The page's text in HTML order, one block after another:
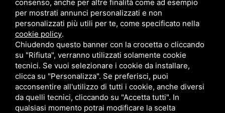
Area riservata
CBA dei Lubrificanti Spa - P. IVA 00624811204 - Codice fiscale 03472740376
R.E.A. n° 293659 - REG. IMPRESE BO Capitale Sociale €. 120.000 int. versati -
consenso, anche per altre finalità come ad esempio
per mostrati annunci personalizzati e non
personalizzati più utili per te, come specificato nella
cookie policy.
Chiudendo questo banner con la crocetta o cliccando
su "Rifiuta", verranno utilizzati solamente cookie
tecnici. Se vuoi selezionare i cookie da installare,
clicca su "Personalizza". Se preferisci, puoi
acconsentire all'utilizzo di tutti i cookie, anche diversi
da quelli tecnici, cliccando su "Accetta tutti". In
qualsiasi momento potrai modificare la scelta